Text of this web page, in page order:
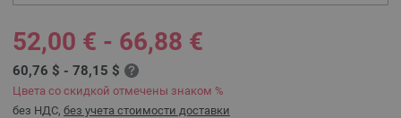
52,00 € - 66,88 €
60,76 $ - 78,15 $
Цвета со скидкой отмечены знаком %
без НДС, без учета стоимости доставки